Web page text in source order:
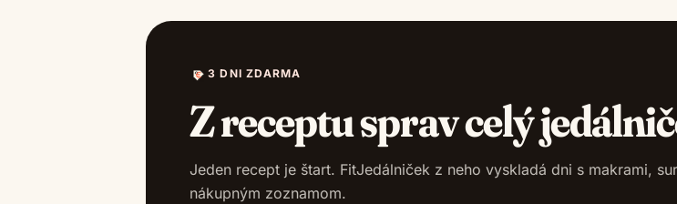
3 DNI ZDARMA
Z receptu sprav celý
Jeden recept je štart. FitJedálniček z neho vyskladá dni s makrami,
nákupným zoznamom.